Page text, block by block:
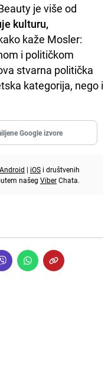
je više od
kulturu,
kaže Mosler:
i političkom
stvarna politička
kategorija, nego i
Google izvore
Android | iOS i društvenih
našeg ViberChata.